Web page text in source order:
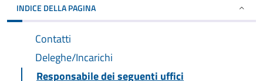
INDICE DELLA PAGINA
Contatti
Deleghe/Incarichi
Responsabile dei seguenti uffici